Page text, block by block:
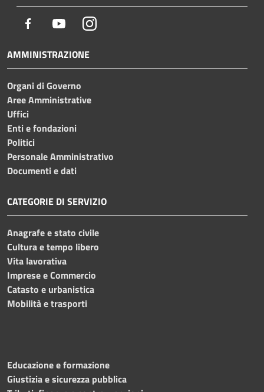
Facebook YoutubeInstagram
AMMINISTRAZIONE
Organi di Governo
Aree Amministrative
Uffici
Enti e fondazioni
Politici
Personale Amministrativo
Documenti e dati
CATEGORIE DI SERVIZIO
Anagrafe e stato civile
Cultura e tempo libero
Vita lavorativa
Imprese e Commercio
Catasto e urbanistica
Mobilità e trasporti
Educazione e formazione
Giustizia e sicurezza pubblica